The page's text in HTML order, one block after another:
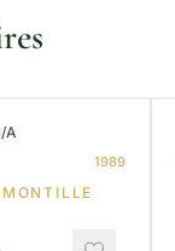
A
1989